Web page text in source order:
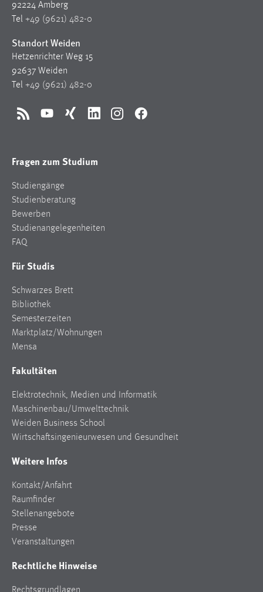
92224 Amberg
Tel +49 (9621) 482-0
Standort Weiden
Hetzenrichter Weg 15
92637 Weiden
Tel +49 (9621) 482-0
RSS YouTubeXing LinkedInInstagramFacebook
Fragen zum Studium
Studiengänge
Studienberatung
Bewerben
Studienangelegenheiten
FAQ
Für Studis
Schwarzes Brett
Bibliothek
Semesterzeiten
Marktplatz/Wohnungen
Mensa
Fakultäten
Elektrotechnik, Medien und Informatik
Maschinenbau/Umwelttechnik
Weiden Business School
Wirtschaftsingenieurwesen und Gesundheit
Weitere Infos
Kontakt/Anfahrt
Raumfinder
Stellenangebote
Presse
Veranstaltungen
Rechtliche Hinweise